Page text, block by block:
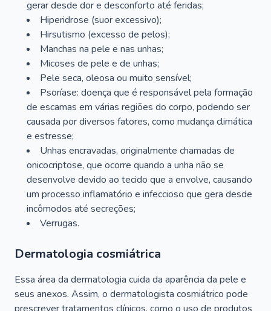
gerar desde dor e desconforto até feridas;
Hiperidrose (suor excessivo);
Hirsutismo (excesso de pelos);
Manchas na pele e nas unhas;
Micoses de pele e de unhas;
Pele seca, oleosa ou muito sensível;
Psoríase: doença que é responsável pela formação
de escamas em várias regiões do corpo, podendo ser
causada por diversos fatores, como mudança climática
e estresse;
Unhas encravadas, originalmente chamadas de
onicocriptose, que ocorre quando a unha não se
desenvolve devido ao tecido que a envolve, causando
um processo inflamatório e infeccioso que gera desde
incômodos até secreções;
Verrugas.
Dermatologia cosmiátrica
Essa área da dermatologia cuida da aparência da pele e
seus anexos. Assim, o dermatologista cosmiátrico pode